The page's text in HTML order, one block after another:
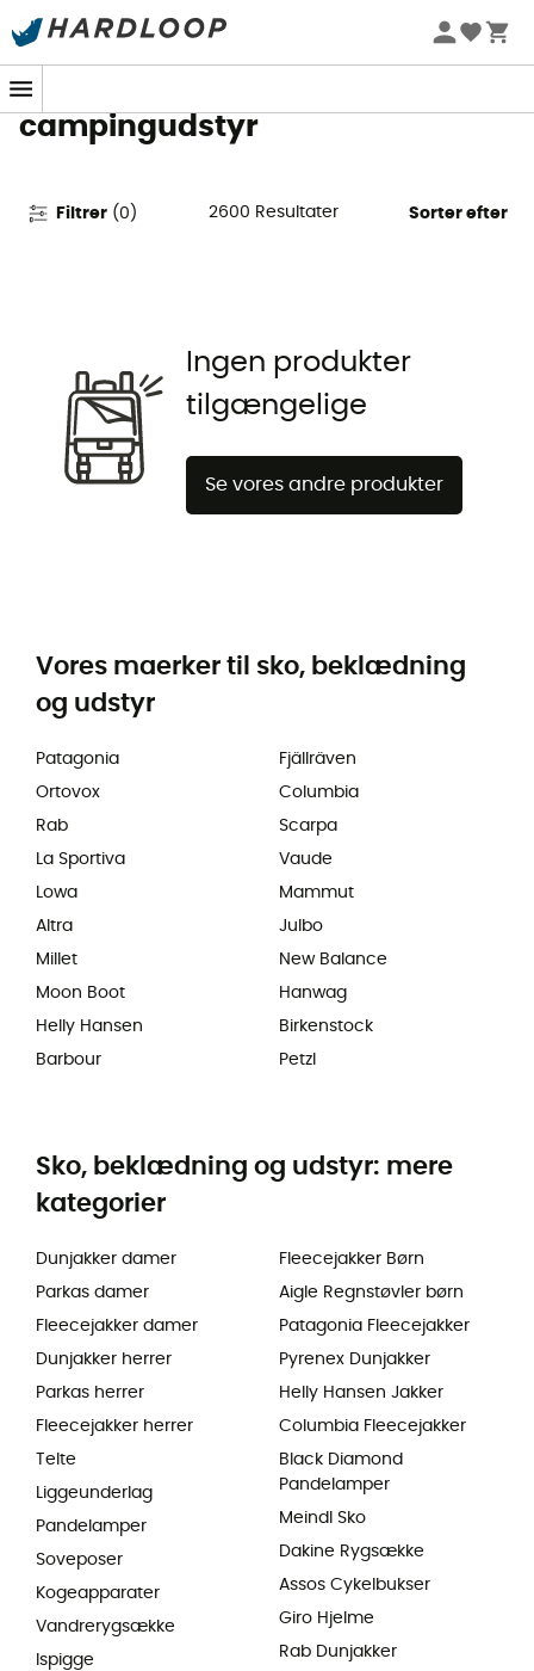
Campingbutik -
Campingartikler og
campingudstyr
Filtrer (0 ) 2600 Resultater Sorter efter
Ingen produkter
tilgængelige
Se vores andre produkter
Vores maerker til sko, beklædning
og udstyr
Patagonia
Ortovox
Rab
La Sportiva
Lowa
Altra
Millet
Moon Boot
Helly Hansen
Barbour
Fjällräven
Columbia
Scarpa
Vaude
Mammut
Julbo
New Balance
Hanwag
Birkenstock
Petzl
Sko, beklædning og udstyr: mere
kategorier
Dunjakker damer
Parkas damer
Fleecejakker damer
Dunjakker herrer
Parkas herrer
Fleecejakker herrer
Telte
Liggeunderlag
Pandelamper
Soveposer
Kogeapparater
Vandrerygsække
Ispigge
Fleecejakker Børn
Aigle Regnstøvler børn
Patagonia Fleecejakker
Pyrenex Dunjakker
Helly Hansen Jakker
Columbia Fleecejakker
Black Diamond
Pandelamper
Meindl Sko
Dakine Rygsække
Assos Cykelbukser
Giro Hjelme
Rab Dunjakker